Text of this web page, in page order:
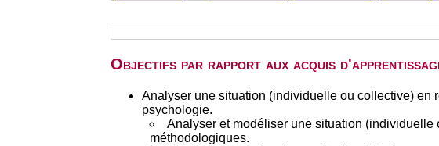
Objectifs par rapport aux acquis
Analyser une situation (individuelle ou collective) en
psychologie.
Analyser et modéliser une situation
méthodologiques.